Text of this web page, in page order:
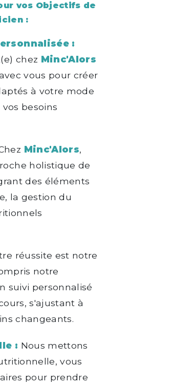
vos Objectifs de
:
:
chez Minc'Alors
vous pour créer
à votre mode
besoins
Minc'Alors,
holistique de
des éléments
la gestion du
réussite est notre
notre
suivi personnalisé
s'ajustant à
changeants.
: Nous mettons
vous
pour prendre